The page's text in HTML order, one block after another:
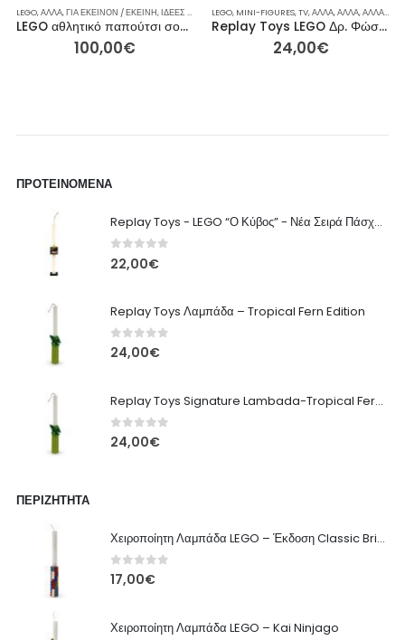
ΔΏΡΑ,ΠΆΣΧΑ,ΡΕΙΝΜΠΟΟΥ,ΣΥΛΛΕΚΤΙΚΈΣ ΦΙΓΟΎΡΕΣ,ΤΈΧΝΗ & ΒΙΒΛΊΑ
,ΑΞΕΣΟΥΆΡ,ΑΞΕΣΟΥΆΡ,ΓΙΑ ΕΚΕΊΝΟΝ / ΕΚΕΊΝΗ ΕΠΟΧΙΑΚΆ,ΙΔΈΕΣ ΓΙΑ ΔΏΡΑ,ΠΆΣΧΑ,
LEGO,ΆΛΛΑ,ΓΙΑ ΕΚΕΊΝΟΝ / ΕΚΕΊΝΗ,ΙΔΈΕΣ ΓΙΑ ΔΏΡΑ ,ΣΕΤ
LEGO αθλητικό παπούτσι σούπερσταρ 10282
100,00€
LEGO, MINI-FIGURES,TV,ΆΛΛΑ,ΆΛΛΑ,ΆΛΛΑ,
Replay Toys LEGO Δρ. Φώσφορος Χαρακτηριστική Πασχαλινή Λαμπάδα
24,00€
ΠΡΟΤΕΙΝΌΜΕΝΑ
Replay Toys - LEGO “Ο Κύβος” - Νέα Σειρά Πάσχα 2026 Λαμπάδα
0out of 5
22,00€
Replay Toys Λαμπάδα – Tropical Fern Edition
0 out of 5
24,00€
Replay Toys Signature Lambada-Tropical Fern edition 2026
0 out of 5
24,00€
ΠΕΡΙΖΉΤΗΤΑ
Χειροποίητη Λαμπάδα LEGO – Έκδοση Classic Brick
0out of 5
17,00€
Χειροποίητη Λαμπάδα LEGO – Kai Ninjago